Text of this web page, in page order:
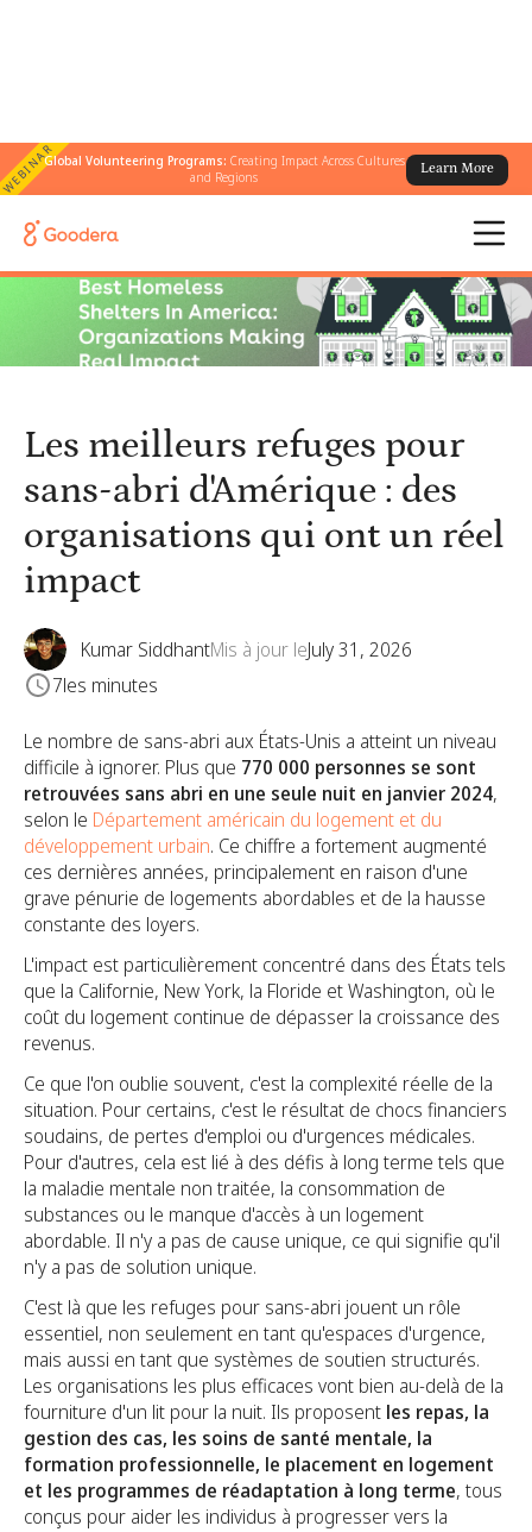
WEBINARGlobal Volunteering Programs: Creating Impact Across Cultures
and Regions
Learn More
← Tous les blogs
organisations qui ont un réel impact
Les meilleurs refuges pour
sans-abri d'Amérique : des
organisations qui ont un réel
impact
Kumar SiddhantMis à jour leJuly 31, 2026
7les minutes
Le nombre de sans-abri aux États-Unis a atteint un niveau
difficile à ignorer. Plus que 770 000 personnes se sont
retrouvées sans abri en une seule nuit en janvier 2024,
selon le Département américain du logement et du
développement urbain. Ce chiffre a fortement augmenté
ces dernières années, principalement en raison d'une
grave pénurie de logements abordables et de la hausse
constante des loyers.
L'impact est particulièrement concentré dans des États tels
que la Californie, New York, la Floride et Washington, où le
coût du logement continue de dépasser la croissance des
revenus.
Ce que l'on oublie souvent, c'est la complexité réelle de la
situation. Pour certains, c'est le résultat de chocs financiers
soudains, de pertes d'emploi ou d'urgences médicales.
Pour d'autres, cela est lié à des défis à long terme tels que
la maladie mentale non traitée, la consommation de
substances ou le manque d'accès à un logement
abordable. Il n'y a pas de cause unique, ce qui signifie qu'il
n'y a pas de solution unique.
C'est là que les refuges pour sans-abri jouent un rôle
essentiel, non seulement en tant qu'espaces d'urgence,
mais aussi en tant que systèmes de soutien structurés.
Les organisations les plus efficaces vont bien au-delà de la
fourniture d'un lit pour la nuit. Ils proposent les repas, la
gestion des cas, les soins de santé mentale, la
formation professionnelle, le placement en logement
et les programmes de réadaptation à long terme, tous
conçus pour aider les individus à progresser vers la